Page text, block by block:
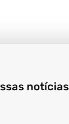
notícias